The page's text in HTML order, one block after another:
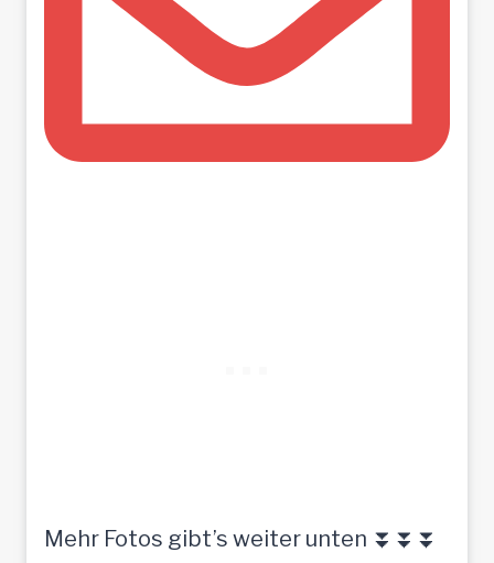
Mehr Fotos gibt’s weiter unten ⏬⏬⏬